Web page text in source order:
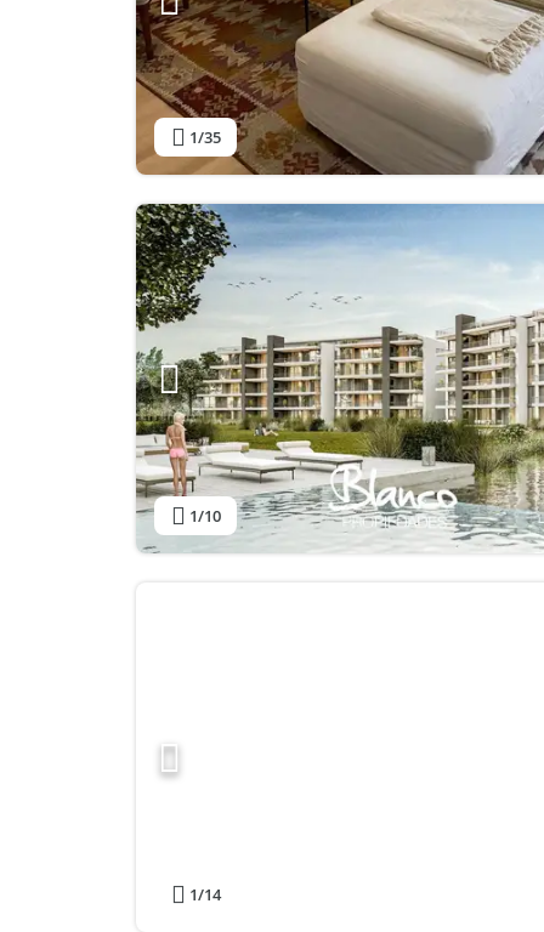
1/35
1/10
1/14